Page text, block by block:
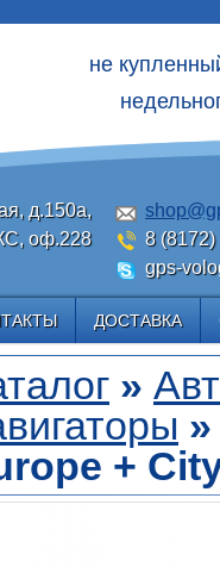
не
д.150а,
оф.228
8 (8172)
gps-
ДОСТАВКА
»
+